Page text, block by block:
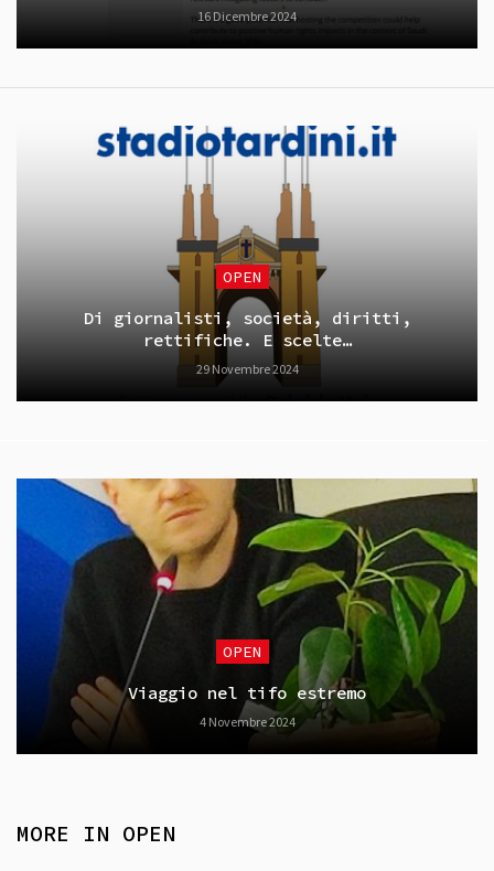
16 Dicembre 2024
OPEN
Di giornalisti, società, diritti,
rettifiche. E scelte…
29 Novembre 2024
OPEN
Viaggio nel tifo estremo
4 Novembre 2024
MORE IN OPEN